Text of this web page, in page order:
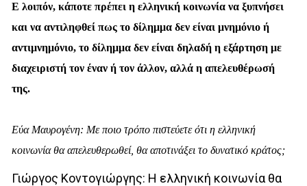
Ε λοιπόν, κάποτε πρέπει η ελληνική κοινωνία να ξυπνήσει
και να αντιληφθεί πως το δίλημμα δεν είναι μνημόνιο ή
αντιμνημόνιο, το δίλημμα δεν είναι δηλαδή η εξάρτηση με
διαχειριστή τον έναν ή τον άλλον, αλλά η απελευθέρωσή
της.
Εύα Μαυρογένη: Με ποιο τρόπο πιστεύετε ότι η ελληνική
κοινωνία θα απελευθερωθεί, θα αποτινάξει το δυνατικό κράτος;
Γιώργος Κοντογιώργης: Η ελληνική κοινωνία θα